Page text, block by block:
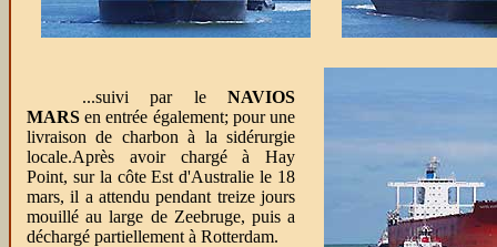
...suivi par le NAVIOS
MARS en entrée également; pour une
livraison de charbon à la sidérurgie
locale.Après avoir chargé à Hay
Point, sur la côte Est d'Australie le 18
mars, il a attendu pendant treize jours
mouillé au large de Zeebruge, puis a
déchargé partiellement à Rotterdam.